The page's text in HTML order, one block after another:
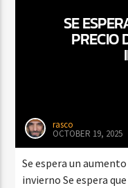
SE
PRECIO
rasco
OCTOBER 19, 2025
Se espera un
invierno Se espera